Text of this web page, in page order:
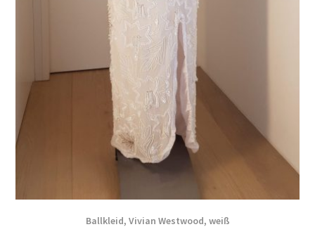
Ballkleid, Vivian Westwood, weiß